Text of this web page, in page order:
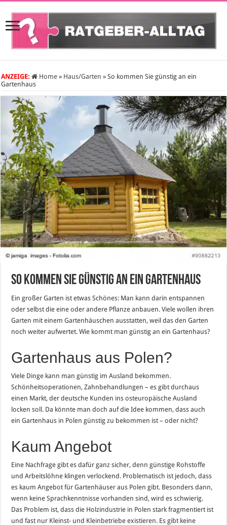
ANZEIGE: Home » Haus/Garten » So kommen Sie günstig an ein
Gartenhaus
So kommen Sie günstig an ein Gartenhaus
Ein großer Garten ist etwas Schönes: Man kann darin entspannen
oder selbst die eine oder andere Pflanze anbauen. Viele wollen ihren
Garten mit einem Gartenhäuschen ausstatten, weil das den Garten
noch weiter aufwertet. Wie kommt man günstig an ein Gartenhaus?
Gartenhaus aus Polen?
Viele Dinge kann man günstig im Ausland bekommen.
Schönheitsoperationen, Zahnbehandlungen – es gibt durchaus
einen Markt, der deutsche Kunden ins osteuropäische Ausland
locken soll. Da könnte man doch auf die Idee kommen, dass auch
ein Gartenhaus in Polen günstig zu bekommen ist – oder nicht?
Kaum Angebot
Eine Nachfrage gibt es dafür ganz sicher, denn günstige Rohstoffe
und Arbeitslöhne klingen verlockend. Problematisch ist jedoch, dass
es kaum Angebot für Gartenhäuser aus Polen gibt. Besonders dann,
wenn keine Sprachkenntnisse vorhanden sind, wird es schwierig.
Das Problem ist, dass die Holzindustrie in Polen stark fragmentiert ist
und fast nur Kleinst- und Kleinbetriebe existieren. Es gibt keine